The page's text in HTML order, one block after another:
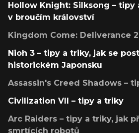
Hollow Knight: Silksong –
v broučím království
Kingdom Come: Deliverance
Nioh 3 – tipy a triky, jak se
historickém Japonsku
Assassin's Creed Shadows –
Civilization VII – tipy a triky
Arc Raiders – tipy a triky, jak
smrtících robotů